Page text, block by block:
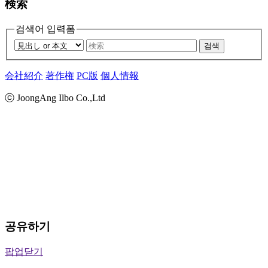
検索
검색어 입력폼
검색
会社紹介 著作権 PC版 個人情報
ⓒ JoongAng Ilbo Co.,Ltd
공유하기
팝업닫기